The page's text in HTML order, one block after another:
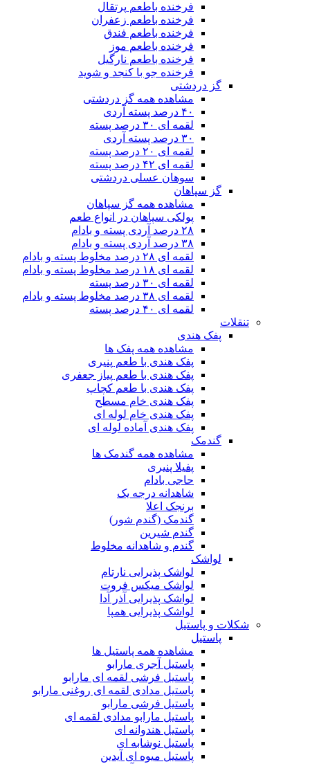
فرخنده باطعم پرتقال
فرخنده باطعم زعفران
فرخنده باطعم فندق
فرخنده باطعم موز
فرخنده باطعم نارگیل
فرخنده جو با کنجد و شوید
گز دردشتی
مشاهده همه گز دردشتی
۴۰ درصد پسته آردی
لقمه ای ۳۰ درصد پسته
۳۰ درصد پسته آردی
لقمه ای ۲۰ درصد پسته
لقمه ای ۴۲ درصد پسته
سوهان عسلی دردشتی
گز سپاهان
مشاهده همه گز سپاهان
پولکی سپاهان در انواع طعم
۲۸ درصد آردی پسته و بادام
۳۸ درصد آردی پسته و بادام
لقمه ای ۲۸ درصد مخلوط پسته و بادام
لقمه ای ۱۸ درصد مخلوط پسته و بادام
لقمه ای ۳۰ درصد پسته
لقمه ای ۳۸ درصد مخلوط پسته و بادام
لقمه ای ۴۰ درصد پسته
تنقلات
پفک هندی
مشاهده همه پفک ها
پفک هندی با طعم پنیری
پفک هندی با طعم پیاز جعفری
پفک هندی با طعم کچاپ
پفک هندی خام مسطح
پفک هندی خام لوله ای
پفک هندی آماده لوله ای
گندمک
مشاهده همه گندمک ها
پفیلا پنیری
حاجی بادام
شاهدانه درجه یک
برنجک اعلا
گندمک (گندم شور)
گندم شیرین
گندم و شاهدانه مخلوط
لواشک
لواشک پذیرایی نارتام
لواشک میکس فروت
لواشک پذیرایی آذر آدا
لواشک پذیرایی همپا
شکلات و پاستیل
پاستیل
مشاهده همه پاستیل ها
پاستیل آجری مارابو
پاستیل فرشی لقمه ای مارابو
پاستیل مدادی لقمه ای روغنی مارابو
پاستیل فرشی مارابو
پاستیل مارابو مدادی لقمه ای
پاستیل هندوانه ای
پاستیل نوشابه ای
پاستیل میوه ای آیدین